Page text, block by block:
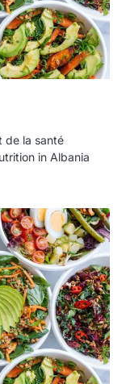
de la santé
in Albania